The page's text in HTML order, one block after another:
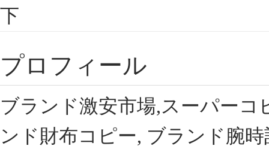
下
プロフィール
ブランド激安市場,スーパー
ンド財布コピー, ブランド腕